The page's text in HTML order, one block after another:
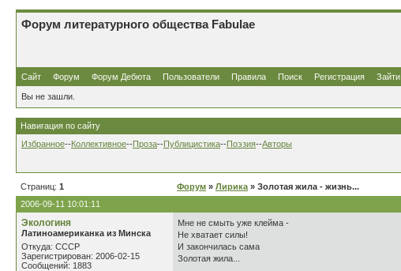
Форум литературного общества Fabulae
Сайт Форум Форум Дебюта Пользователи Правила Поиск Регистрация Зайти
Вы не зашли.
Навигация по сайту
Избранное--Коллективное--Проза--Публицистика--Поэзия--Авторы
Страниц: 1 Форум » Лирика » Золотая жила - жизнь...
2006-09-11 10:01:11
Экологиня
Латиноамериканка из Минска
Откуда: СССР
Зарегистрирован: 2006-02-15
Сообщений: 1883
Мне не смыть уже клейма -
Не хватает силы!
И закончилась сама
Золотая жила...